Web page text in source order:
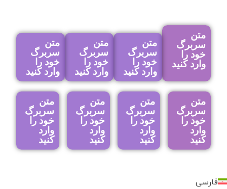
متن
سربرگ
خود را
وارد کنید
متن
سربرگ
خود را
وارد کنید
متن
سربرگ
خود را
وارد کنید
متن
سربرگ
خود را
وارد کنید
متن
سربرگ
خود را
وارد
کنید
متن
سربرگ
خود را
وارد
کنید
متن
سربرگ
خود را
وارد
کنید
متن
سربرگ
خود را
وارد
کنید
فارسی